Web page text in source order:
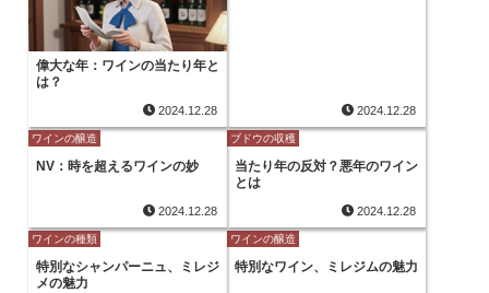
偉大な年：ワインの当たり年と
は？
2024.12.28 2024.12.28
ワインの醸造
NV：時を超えるワインの妙
2024.12.28
ブドウの収穫
当たり年の反対？悪年のワイン
とは
2024.12.28
ワインの種類
特別なシャンパーニュ、ミレジ
メの魅力
ワインの醸造
特別なワイン、ミレジムの魅力